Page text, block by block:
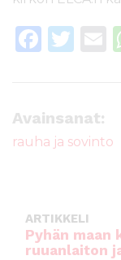
F
e
b
k
T
te
r
Avainsanat:
rauha ja sovinto
ARTIKKELI
Pyhän
ruuanlaiton